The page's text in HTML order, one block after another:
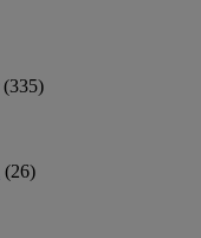
(335)
(26)